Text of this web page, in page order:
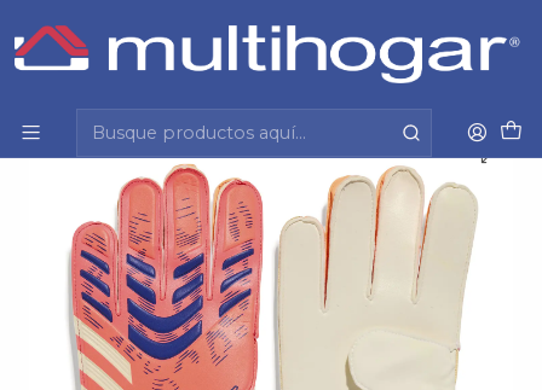
Inicio Deporte y tiempo libre
Accesorios Deportivos
Guantes de arquero
Guante Arquero Pred Gl Trn Football Adidas Jn5355